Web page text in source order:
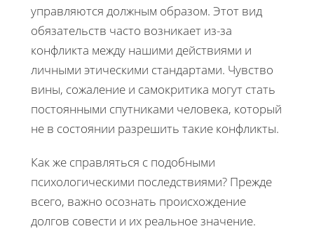
управляются должным образом. Этот вид
обязательств часто возникает из-за
конфликта между нашими действиями и
личными этическими стандартами. Чувство
вины, сожаление и самокритика могут стать
постоянными спутниками человека, который
не в состоянии разрешить такие конфликты.
Как же справляться с подобными
психологическими последствиями? Прежде
всего, важно осознать происхождение
долгов совести и их реальное значение.